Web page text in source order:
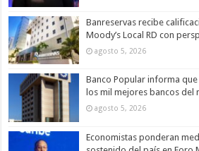
Banreservas recibe
Moody’s Local RD con
agosto 5, 2026
Banco Popular informa
los mil mejores bancos del
agosto 5, 2026
Economistas ponderan